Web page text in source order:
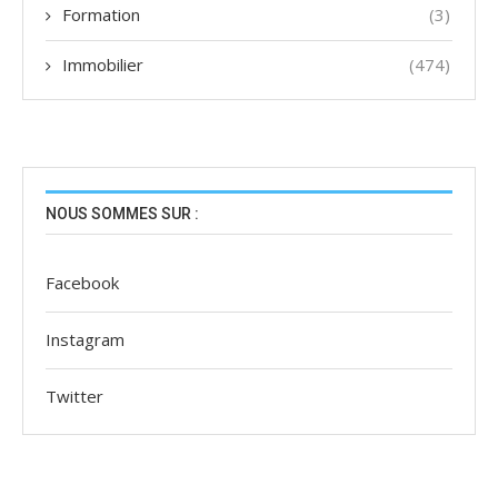
Formation (3)
Immobilier (474)
NOUS SOMMES SUR :
Facebook
Instagram
Twitter